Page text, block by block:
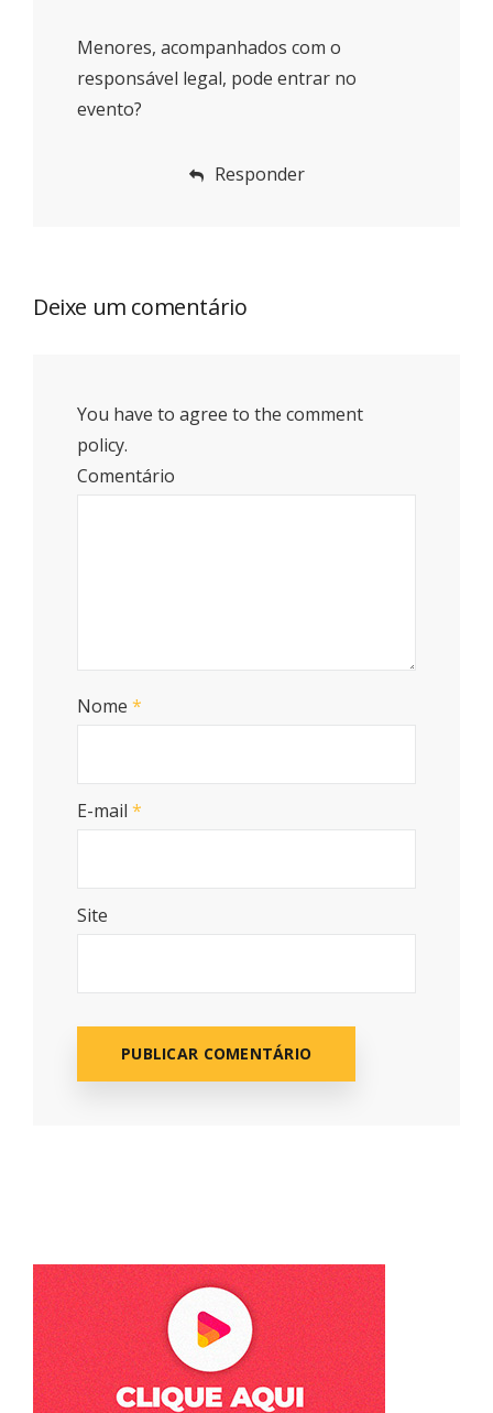
Menores, acompanhados com o
responsável legal, pode entrar no
evento?
Responder
Deixe um comentário
You have to agree to the comment
policy.
Comentário
Nome *
E-mail *
Site